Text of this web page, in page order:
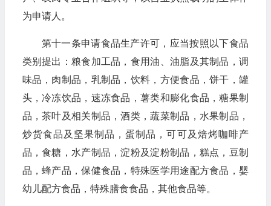
为申请人。
第十一条申请食品生产许可，应当按照以下食品
类别提出：粮食加工品，食用油、油脂及其制品，调
味品，肉制品，乳制品，饮料，方便食品，饼干，罐
头，冷冻饮品，速冻食品，薯类和膨化食品，糖果制
品，茶叶及相关制品，酒类，蔬菜制品，水果制品，
炒货食品及坚果制品，蛋制品，可可及焙烤咖啡产
品，食糖，水产制品，淀粉及淀粉制品，糕点，豆制
品，蜂产品，保健食品，特殊医学用途配方食品，婴
幼儿配方食品，特殊膳食食品，其他食品等。